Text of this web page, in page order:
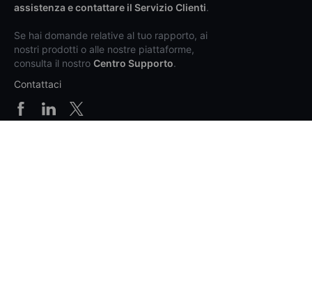
assistenza e contattare il Servizio Clienti.
Se hai domande relative al tuo rapporto, ai
nostri prodotti o alle nostre piattaforme,
consulta il nostro Centro Supporto.
Contattaci